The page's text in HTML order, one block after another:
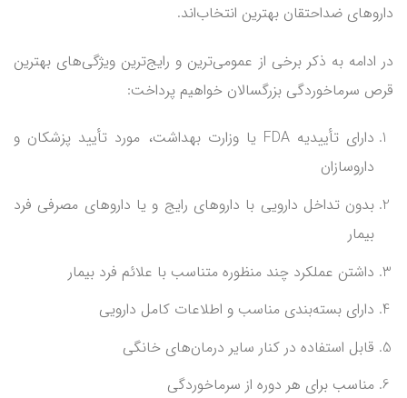
داروهای ضداحتقان بهترین انتخاب‌اند.
در ادامه به ذکر برخی از عمومی‌ترین و رایج‌ترین ویژگی‌های بهترین
قرص سرماخوردگی بزرگسالان خواهیم پرداخت:
دارای تأییدیه FDA یا وزارت بهداشت، مورد تأیید پزشکان و
داروسازان
بدون تداخل دارویی با داروهای رایج و یا داروهای مصرفی فرد
بیمار
داشتن عملکرد چند منظوره متناسب با علائم فرد بیمار
دارای بسته‌بندی مناسب و اطلاعات کامل دارویی
قابل استفاده در کنار سایر درمان‌های خانگی
مناسب برای هر دوره از سرماخوردگی